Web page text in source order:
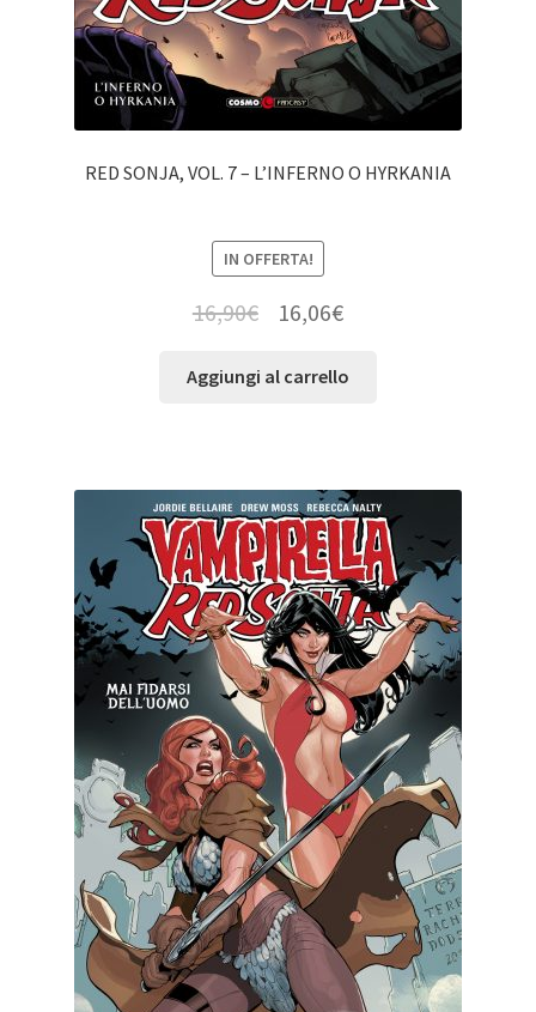
RED SONJA, VOL. 7 – L’INFERNO O HYRKANIA
IN OFFERTA!
16,90€ 16,06€
Aggiungi al carrello